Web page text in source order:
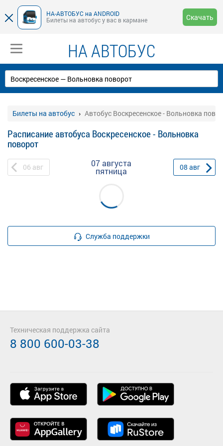
НА-АВТОБУС на ANDROID
Билеты на автобус у вас в кармане
Скачать
НА АВТОБУС
Билеты на автобус Автобус Воскресенское - Вольновка
Расписание автобуса Воскресенское - Вольновка
поворот
06 авг 07 августа
пятница 08 авг
Служба поддержки
Техническая поддержка сайта
8 800 600-03-38